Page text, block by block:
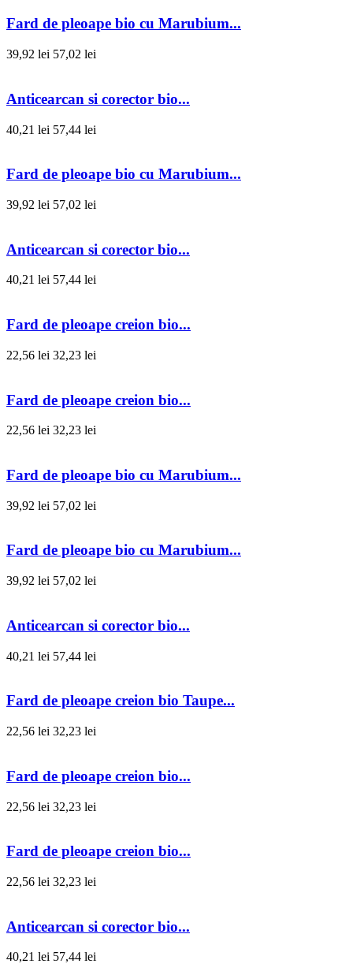
Fard de pleoape bio cu Marubium...
39,92 lei 57,02 lei
Anticearcan si corector bio...
40,21 lei 57,44 lei
Fard de pleoape bio cu Marubium...
39,92 lei 57,02 lei
Anticearcan si corector bio...
40,21 lei 57,44 lei
Fard de pleoape creion bio...
22,56 lei 32,23 lei
Fard de pleoape creion bio...
22,56 lei 32,23 lei
Fard de pleoape bio cu Marubium...
39,92 lei 57,02 lei
Fard de pleoape bio cu Marubium...
39,92 lei 57,02 lei
Anticearcan si corector bio...
40,21 lei 57,44 lei
Fard de pleoape creion bio Taupe...
22,56 lei 32,23 lei
Fard de pleoape creion bio...
22,56 lei 32,23 lei
Fard de pleoape creion bio...
22,56 lei 32,23 lei
Anticearcan si corector bio...
40,21 lei 57,44 lei